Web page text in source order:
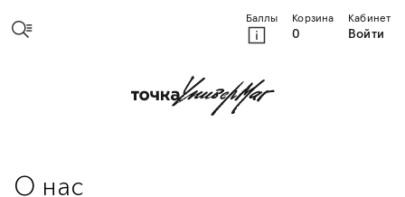
Баллы Корзина
0
Кабинет
Войти
О нас